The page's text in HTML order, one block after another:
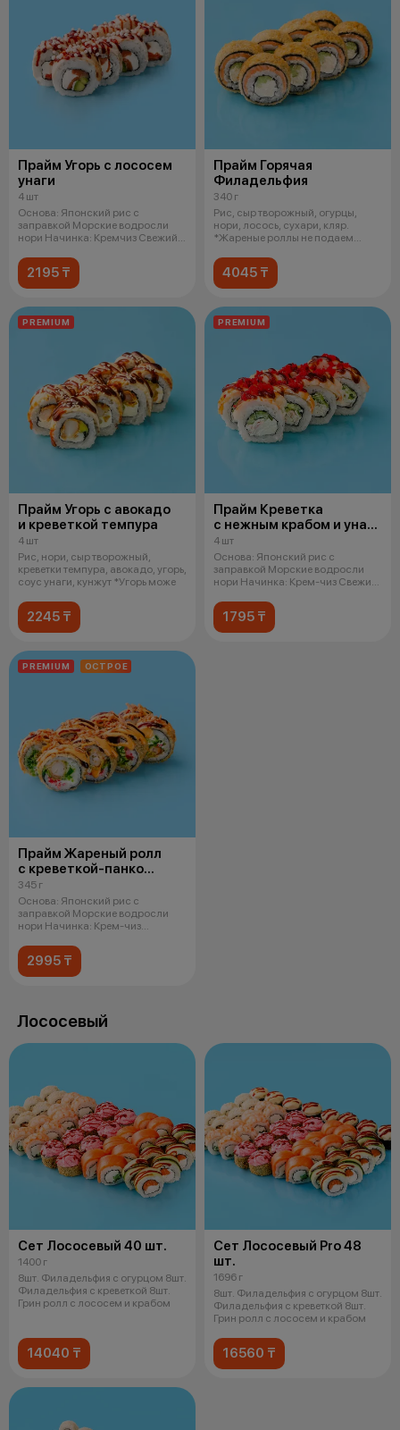
Прайм Угорь с лососем
унаги
4 шт
Основа: Японский рис с
заправкой Морские водросли
нори Начинка: Кремчиз Свежий
2195 ₸
Прайм Горячая
Филадельфия
340 г
Рис, сыр творожный, огурцы,
нори, лосось, сухари, кляр.
*Жареные роллы не подаем
4045 ₸
PREMIUM
Прайм Угорь с авокадо
и креветкой темпура
4 шт
Рис, нори, сыр творожный,
креветки темпура, авокадо, угорь,
соус унаги, кунжут *Угорь може
2245 ₸
PREMIUM
Прайм Креветка
с нежным крабом и унаги
соусом
4 шт
Основа: Японский рис с
заправкой Морские водросли
нори Начинка: Крем-чиз Свежий
1795 ₸
PREMIUM ОСТРОЕ
Прайм Жареный ролл
с креветкой-панко
и чукой
345 г
Основа: Японский рис с
заправкой Морские водросли
нори Начинка: Крем-чиз
2995 ₸
Лососевый
Сет Лососевый 40 шт.
1400 г
8шт. Филадельфия с огурцом 8шт.
Филадельфия с креветкой 8шт.
Грин ролл с лососем и крабом
14040 ₸
Сет Лососевый Pro 48
шт.
1696 г
8шт. Филадельфия с огурцом 8шт.
Филадельфия с креветкой 8шт.
Грин ролл с лососем и крабом
16560 ₸